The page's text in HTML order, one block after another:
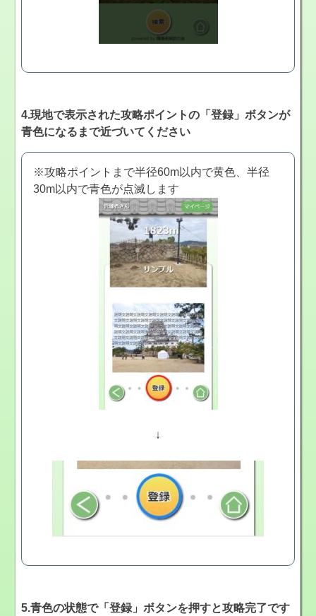
4.現地で表示された攻略ポイントの「登録」ボタンが
青色になるまで近づいてください
※攻略ポイントまで半径60m以内で黄色、半径
30m以内で青色が点滅します
↓
5.青色の状態で「登録」ボタンを押すと攻略完了です